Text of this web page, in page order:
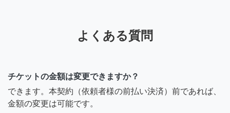
よくある質問
チケットの金額は変更できますか？
できます。本契約（依頼者様の前払い決済）前であれば、
金額の変更は可能です。